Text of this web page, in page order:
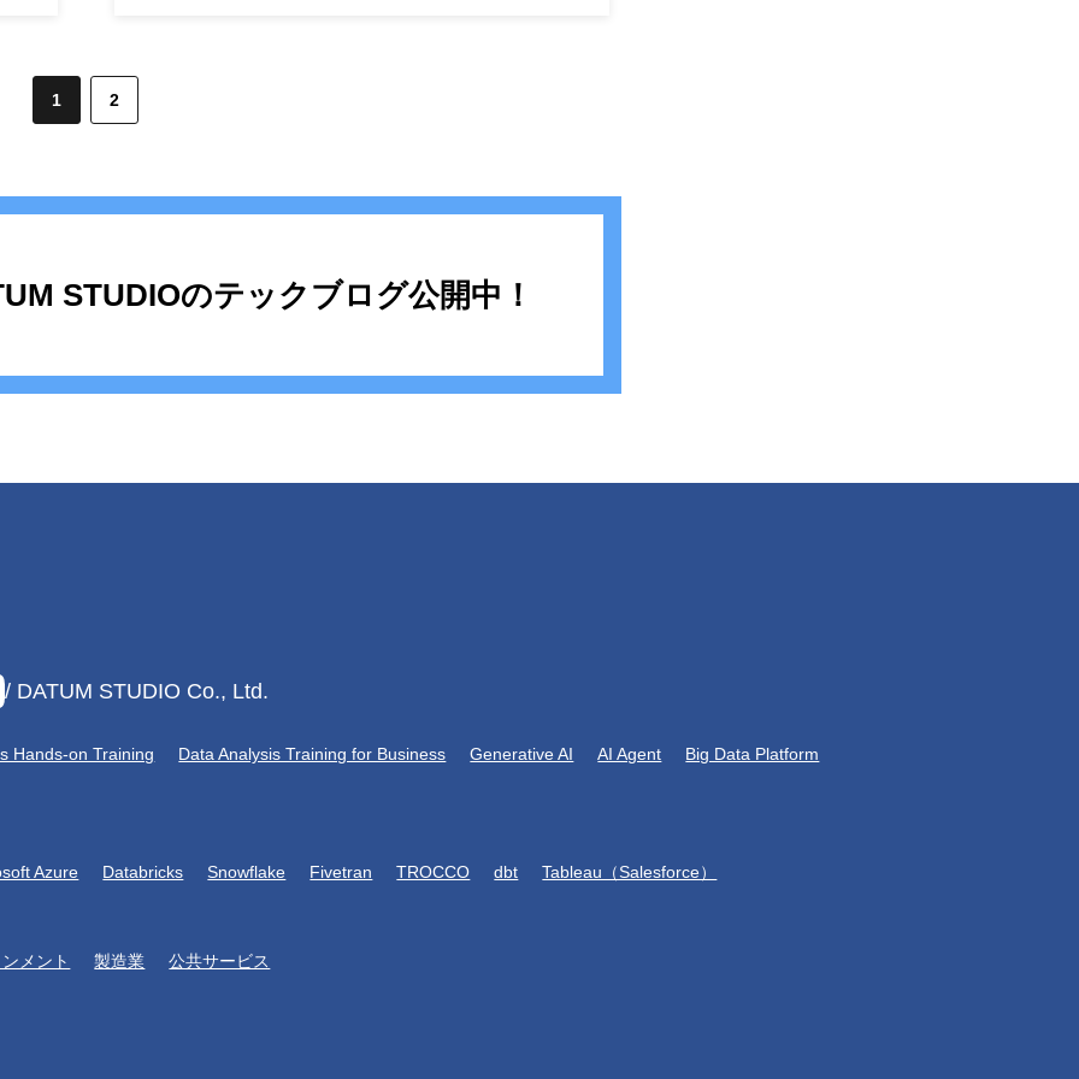
1 2
STUDIOのテックブログ公開中！
/ DATUM STUDIO Co., Ltd.
Hands-on Training Data Analysis Training for Business Generative AI AI Agent Big Data Platform
Azure Databricks Snowflake Fivetran TROCCO dbt Tableau（Salesforce）
メント 製造業 公共サービス